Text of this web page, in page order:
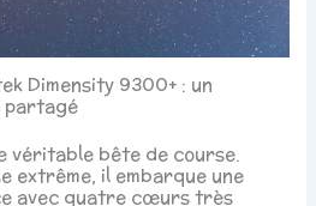
Dimensity 9300+ : un
partagé
véritable bête de course.
extrême, il embarque une
avec quatre cœurs très